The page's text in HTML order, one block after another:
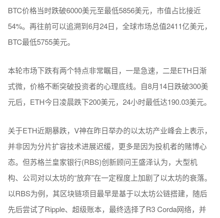
BTC价格当时跌破6000美元至最低5856美元，市值占比接近
54%。再往前可以追溯到6月24日，全球市场总值2411亿美元，
BTC最低5755美元。
本轮市场下跌有两个特点非常瞩目，一是急速，二是ETH日渐
式微，价格不断突破投资者的心理底线。自8月14日跌破300美
元后，ETH今日凌晨跌下200美元，24小时最低达190.03美元。
关于ETH近期暴跌，V神在昨日举办的以太坊产业峰会上表示，
并非因为分片扩容技术进展迟缓，更多是因为投机者的赌博心
态。但苏格兰皇家银行(RBS)创新顾问王盛泽认为，大型机
构、公司对以太坊的“放弃”在一定程度上加剧了以太坊的衰落。
以RBS为例，其区块链项目最早是基于以太坊公链搭建，随后
先后尝试了Ripple、超级账本，最终选择了R3 Corda网络，并